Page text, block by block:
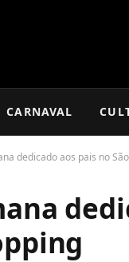
CARNAVAL
dedicado aos pais no